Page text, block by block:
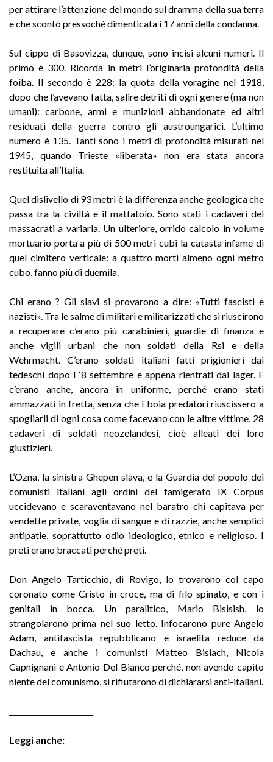
per attirare l’attenzione del mondo sul dramma della sua terra
e che scontò pressoché dimenticata i 17 anni della condanna.
Sul cippo di Basovizza, dunque, sono incisi alcuni numeri. Il
primo è 300. Ricorda in metri l’originaria profondità della
foiba. Il secondo è 228: la quota della voragine nel 1918,
dopo che l’avevano fatta, salire detriti di ogni genere (ma non
umani): carbone, armi e munizioni abbandonate ed altri
residuati della guerra contro gli austroungarici. L’ultimo
numero è 135. Tanti sono i metri di profondità misurati nel
1945, quando Trieste «liberata» non era stata ancora
restituita all’Italia.
Quel dislivello di 93 metri è la differenza anche geologica che
passa tra la civiltà e il mattatoio. Sono stati i cadaveri dei
massacrati a variarla. Un ulteriore, orrido calcolo in volume
mortuario porta a più di 500 metri cubi la catasta infame di
quel cimitero verticale: a quattro morti almeno ogni metro
cubo, fanno più di duemila.
Chi erano ? Gli slavi si provarono a dire: «Tutti fascisti e
nazisti». Tra le salme di militari e militarizzati che si riuscirono
a recuperare c’erano più carabinieri, guardie di finanza e
anche vigili urbani che non soldati della Rsi e della
Wehrmacht. C’erano soldati italiani fatti prigionieri dai
tedeschi dopo l ‘8 settembre e appena rientrati dai lager. E
c’erano anche, ancora in uniforme, perché erano stati
ammazzati in fretta, senza che i boia predatori riuscissero a
spogliarli di ogni cosa come facevano con le altre vittime, 28
cadaveri di soldati neozelandesi, cioè alleati dei loro
giustizieri.
L’Ozna, la sinistra Ghepen slava, e la Guardia del popolo dei
comunisti italiani agli ordini del famigerato IX Corpus
uccidevano e scaraventavano nel baratro chi capitava per
vendette private, voglia di sangue e di razzie, anche semplici
antipatie, soprattutto odio ideologico, etnico e religioso. I
preti erano braccati perché preti.
Don Angelo Tarticchio, di Rovigo, lo trovarono col capo
coronato come Cristo in croce, ma di filo spinato, e con i
genitali in bocca. Un paralitico, Mario Bisisish, lo
strangolarono prima nel suo letto. Infocarono pure Angelo
Adam, antifascista repubblicano e israelita reduce da
Dachau, e anche i comunisti Matteo Bisiach, Nicola
Capnignani e Antonio Del Bianco perché, non avendo capito
niente del comunismo, si rifiutarono di dichiararsi anti-italiani.
Leggi anche: